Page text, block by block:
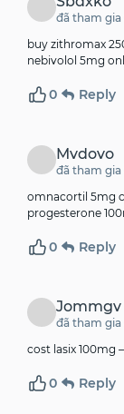
đã tham gia
buy zithromax
nebivolol 5mg
0 Reply
Mvdovo
đã tham gia
omnacortil 5mg
progesterone
0 Reply
Jommgv
đã tham gia
cost lasix 100mg –
0 Reply